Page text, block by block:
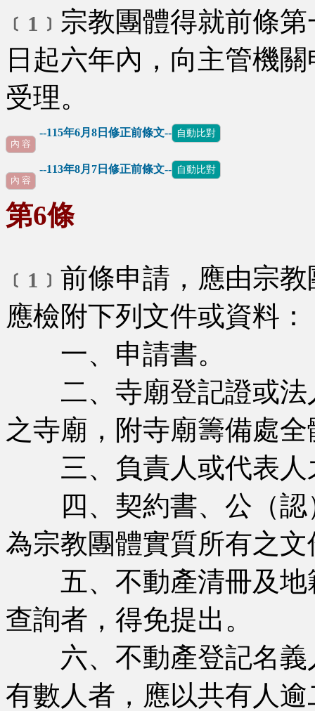
﹝1﹞ 宗教團體得就前條
日起六年內，向主管機
受理。
--115年6月8日修正前條文-- 自動比對
內 容
--113年8月7日修正前條文-- 自動比對
內 容
第6條
﹝1﹞ 前條申請，應由宗
應檢附下列文件或資料：
一、申請書。
二、寺廟登記證或法
之寺廟，附寺廟籌備處
三、負責人或代表人
四、契約書、公（認
為宗教團體實質所有之
五、不動產清冊及地
查詢者，得免提出。
六、不動產登記名義
有數人者，應以共有人